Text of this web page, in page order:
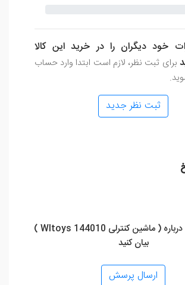
خود دیگران را در خرید این کالا
برای ثبت نظر، لازم است ابتدا وارد حساب
ثبت نظر جدید
پرسش خود را درباره ( ماشین کنترلی Wltoys 144010 )
بیان کنید
ارسال پرسش